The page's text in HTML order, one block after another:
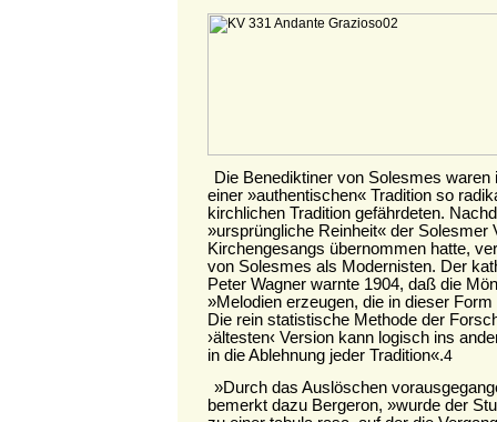
Die Benediktiner von Solesmes waren
einer »authentischen« Tradition so
kirchlichen Tradition gefährdeten.
»ursprüngliche Reinheit« der Solesmer
Kirchengesangs übernommen hatte,
von Solesmes als Modernisten. Der
Peter Wagner warnte 1904, daß die
»Melodien erzeugen, die in dieser
Die rein statistische Methode der
›ältesten‹ Version kann logisch ins
in die Ablehnung jeder Tradition«.4
»Durch das Auslöschen
bemerkt dazu Bergeron, »wurde der